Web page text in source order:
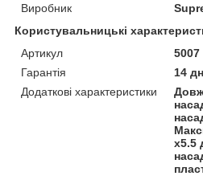
Виробник
Користувальницькі
Артикул
5007
Гарантія
14
Додаткові характеристики
х5.5